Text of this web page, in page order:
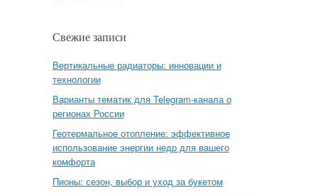
Свежие записи
Вертикальные радиаторы: инновации и
технологии
Варианты тематик для Telegram-канала о
регионах России
Геотермальное отопление: эффективное
использование энергии недр для вашего
комфорта
Пионы: сезон, выбор и уход за букетом